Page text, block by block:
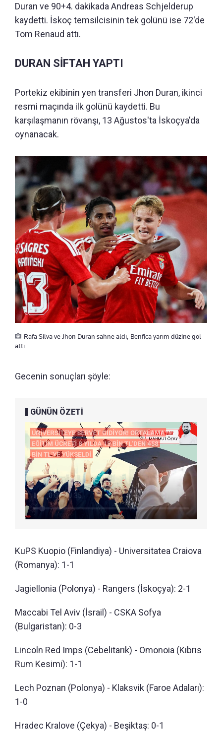
Duran ve 90+4. dakikada Andreas Schjelderup
kaydetti. İskoç temsilcisinin tek golünü ise 72'de
Tom Renaud attı.
DURAN SİFTAH YAPTI
Portekiz ekibinin yen transferi Jhon Duran, ikinci
resmi maçında ilk golünü kaydetti. Bu
karşılaşmanın rövanşı, 13 Ağustos'ta İskoçya'da
oynanacak.
Rafa Silva ve Jhon Duran sahne aldı, Benfica yarım düzine gol
attı
Gecenin sonuçları şöyle:
GÜNÜN ÖZETİ
KuPS Kuopio (Finlandiya) - Universitatea Craiova
(Romanya): 1-1
Jagiellonia (Polonya) - Rangers (İskoçya): 2-1
Maccabi Tel Aviv (İsrail) - CSKA Sofya
(Bulgaristan): 0-3
Lincoln Red Imps (Cebelitarık) - Omonoia (Kıbrıs
Rum Kesimi): 1-1
Lech Poznan (Polonya) - Klaksvik (Faroe Adaları):
1-0
Hradec Kralove (Çekya) - Beşiktaş: 0-1